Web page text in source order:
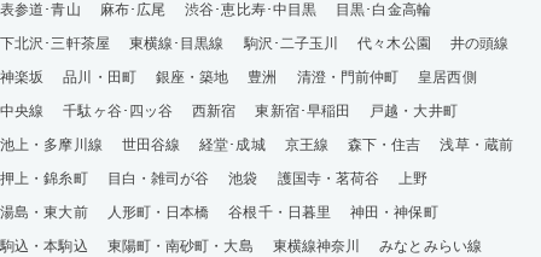
表参道･青山 麻布･広尾 渋谷･恵比寿･中目黒
目黒･白金高輪
下北沢･三軒茶屋
東横線･目黒線 駒沢･二子玉川 代々木公園
井の頭線
神楽坂
品川・田町 銀座・築地 豊洲 清澄・門前仲町
皇居西側
中央線
千駄ヶ谷･四ッ谷 西新宿 東新宿･早稲田
戸越・大井町
池上・多摩川線
世田谷線 経堂･成城 京王線 森下・住吉
浅草・蔵前
押上・錦糸町
目白・雑司が谷 池袋 護国寺・茗荷谷
上野
湯島・東大前
人形町・日本橋 谷根千・日暮里
神田・神保町
駒込・本駒込
東陽町・南砂町・大島 東横線神奈川
みなとみらい線